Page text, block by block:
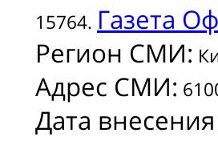
15764. Газета
Регион СМИ:
Адрес СМИ:
Дата